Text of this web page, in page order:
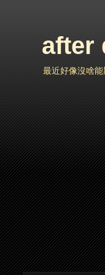
after
最近好像沒啥能